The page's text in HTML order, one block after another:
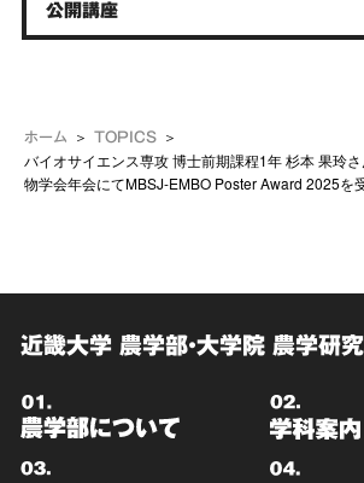
ホーム TOPICS
バイオサイエンス専攻 博士前期課程1年 杉本 果玲
物学会年会にてMBSJ-EMBO Poster Award 2025を
公開講座
近畿大学 農学部・大学院 農学研